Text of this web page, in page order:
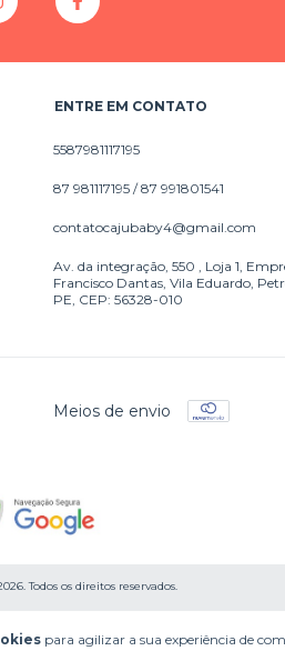
para agilizar a sua experiência de
ENTRE EM CONTATO
5587981117195
87 981117195 / 87 991801541
contatocajubaby4@gmail.com
Av. da integração, 550 , Loja 1,
Francisco Dantas, Vila Eduardo,
PE, CEP: 56328-010
Meios de envio
Todos os direitos reservados.